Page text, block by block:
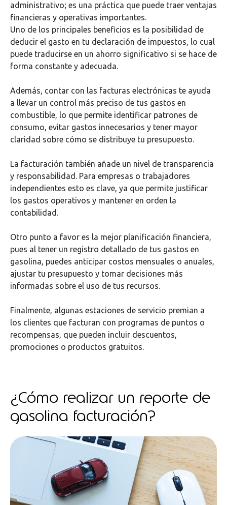
administrativo; es una práctica que puede traer ventajas
financieras y operativas importantes.
Uno de los principales beneficios es la posibilidad de
deducir el gasto en tu declaración de impuestos, lo cual
puede traducirse en un ahorro significativo si se hace de
forma constante y adecuada.
Además, contar con las facturas electrónicas te ayuda
a llevar un control más preciso de tus gastos en
combustible, lo que permite identificar patrones de
consumo, evitar gastos innecesarios y tener mayor
claridad sobre cómo se distribuye tu presupuesto.
La facturación también añade un nivel de transparencia
y responsabilidad. Para empresas o trabajadores
independientes esto es clave, ya que permite justificar
los gastos operativos y mantener en orden la
contabilidad.
Otro punto a favor es la mejor planificación financiera,
pues al tener un registro detallado de tus gastos en
gasolina, puedes anticipar costos mensuales o anuales,
ajustar tu presupuesto y tomar decisiones más
informadas sobre el uso de tus recursos.
Finalmente, algunas estaciones de servicio premian a
los clientes que facturan con programas de puntos o
recompensas, que pueden incluir descuentos,
promociones o productos gratuitos.
¿Cómo realizar un reporte de
gasolina facturación?